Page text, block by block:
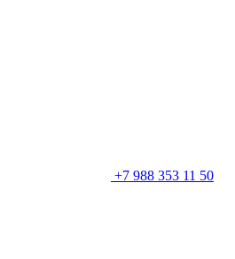
+7 988 353 11 50